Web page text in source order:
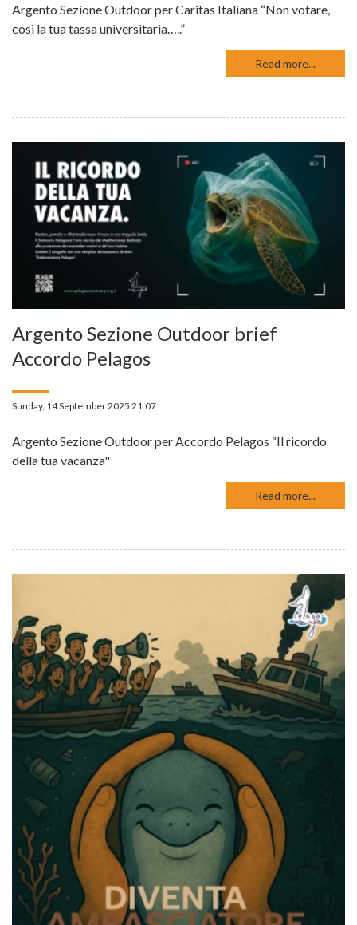
Argento Sezione Outdoor per Caritas Italiana “Non votare,
così la tua tassa universitaria…..”
Read more...
Argento Sezione Outdoor brief
Accordo Pelagos
Sunday, 14 September 2025 21:07
Argento Sezione Outdoor per Accordo Pelagos “Il ricordo
della tua vacanza"
Read more...